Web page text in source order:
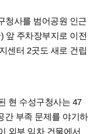
청사를 범어공원 인근
앞 주차장부지로 이전
센터 2곳도 새로 건립
현 수성구청사는 47
간 부족 문제를 야기하
외부 임차 건물에서